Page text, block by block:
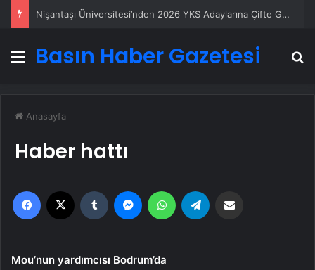
Petmona : Kedi Maması ve Köpek Maması İle Tüm Evcil Hayvan Ürünleri
Menü
Basın Haber Gazetesi
Anasayfa
Haber hattı
Facebook Tumblr MessengerWhatsApp
Mou’nun yardımcısı Bodrum’da